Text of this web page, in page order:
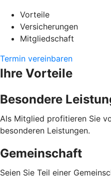
Vorteile
Versicherungen
Mitgliedschaft
Termin vereinbaren
Ihre Vorteile
Besondere
Als Mitglied profitieren Sie
besonderen Leistungen.
Gemeinschaft
Seien Sie Teil einer